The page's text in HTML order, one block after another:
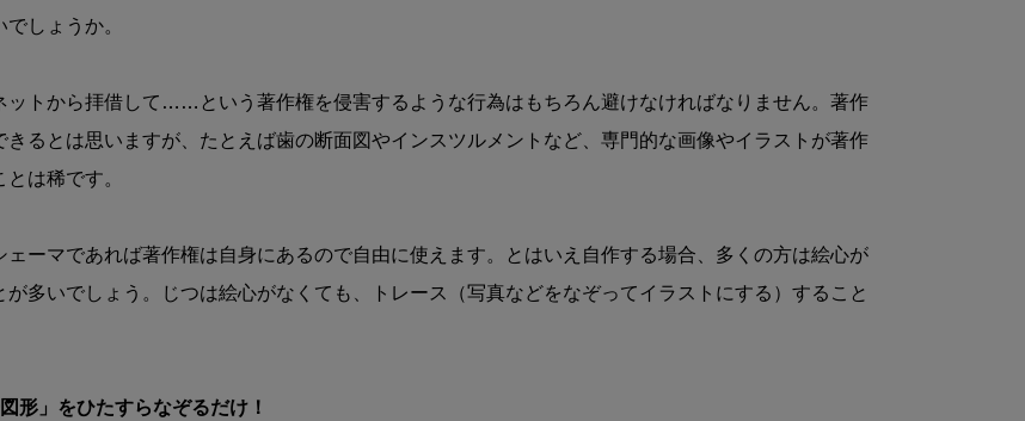
め
の
超
門
ト
を
しょうか。
ットから拝借して……という著作権を侵害するような行為はもちろん避けなければなりません。著作
るとは思いますが、たとえば歯の断面図やインスツルメントなど、専門的な画像やイラストが著作
は稀です。
ーマであれば著作権は自身にあるので自由に使えます。とはいえ自作する場合、多くの方は絵心が
多いでしょう。じつは絵心がなくても、トレース（写真などをなぞってイラストにする）すること
形」をひたすらなぞるだけ！